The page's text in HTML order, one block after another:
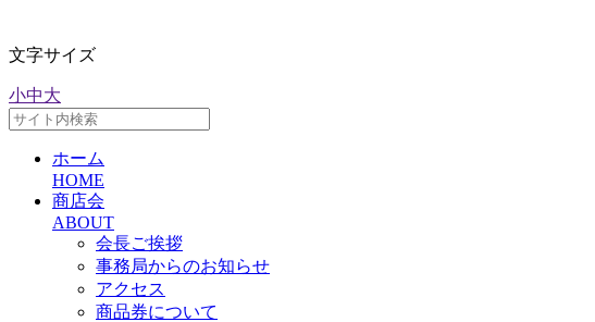
文字サイズ
小中大
ホーム
HOME
商店会
ABOUT
会長ご挨拶
事務局からのお知らせ
アクセス
商品券について